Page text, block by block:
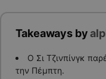
Takeaways by
Ο Σι Τζινπίνγκ
την Πέμπτη.